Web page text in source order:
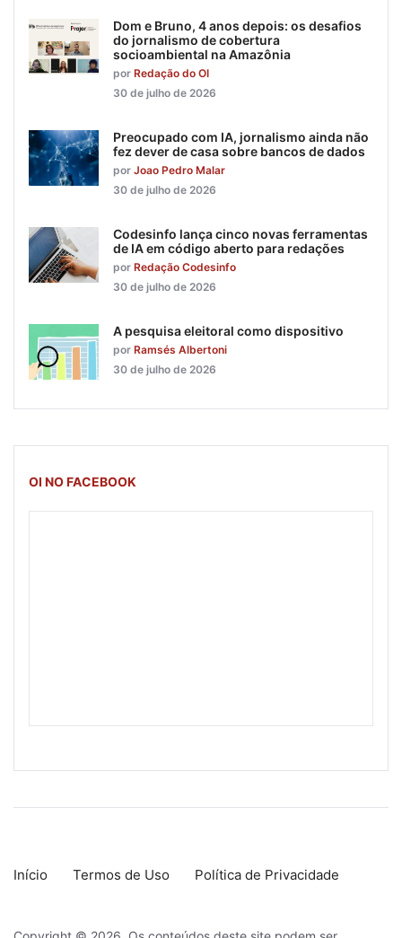
Dom e Bruno, 4 anos depois: os desafios
do jornalismo de cobertura
socioambiental na Amazônia
por Redação do OI
30 de julho de 2026
Preocupado com IA, jornalismo ainda não
fez dever de casa sobre bancos de dados
por Joao Pedro Malar
30 de julho de 2026
Codesinfo lança cinco novas ferramentas
de IA em código aberto para redações
por Redação Codesinfo
30 de julho de 2026
A pesquisa eleitoral como dispositivo
por Ramsés Albertoni
30 de julho de 2026
OI NO FACEBOOK
Início Termos de Uso Política de Privacidade